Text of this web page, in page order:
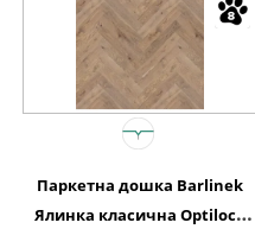
Паркетна дошка Barlinek
Ялинка класична Optilock